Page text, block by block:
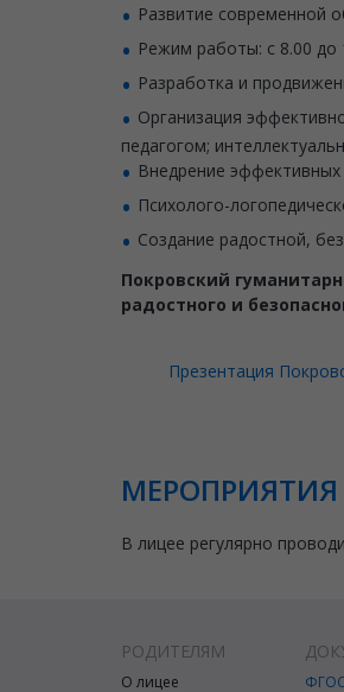
Развитие современной
Режим работы: с 8.00 до
Разработка и
Организация
педагогом;
Внедрение
Психолого-
Создание радостной,
Покровский
радостного и
Презентация
МЕРОПРИЯТИЯ
В лицее регулярно
РОДИТЕЛЯМ
О лицее ФГОС